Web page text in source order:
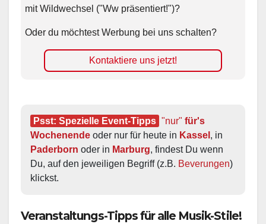
mit Wildwechsel ("Ww präsentiert!")?
Oder du möchtest Werbung bei uns schalten?
Kontaktiere uns jetzt!
Psst: Spezielle Event-Tipps "nur" für's
Wochenende oder nur für heute in Kassel
Paderborn oder in Marburg, findest Du wenn
Du, auf den jeweiligen Begriff (z.B. Beverungen)
klickst.
Veranstaltungs-Tipps für alle Musik-Stile!